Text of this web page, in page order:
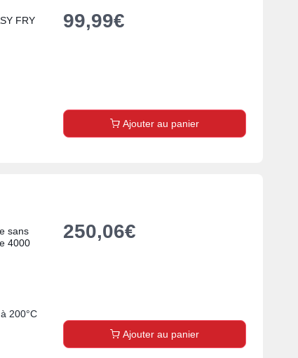
FRY
99,99€
Ajouter au panier
sans
4000
200°C
250,06€
Ajouter au panier